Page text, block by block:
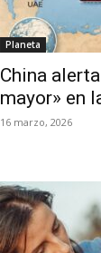
Planeta
China
mayor» en
16 marzo, 2026